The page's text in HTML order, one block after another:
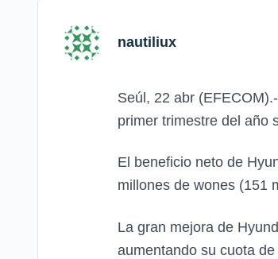
nautiliux
Seúl, 22 abr
primer trimestre del año
El beneficio neto de
millones de wones (151
La gran mejora de
aumentando su cuota